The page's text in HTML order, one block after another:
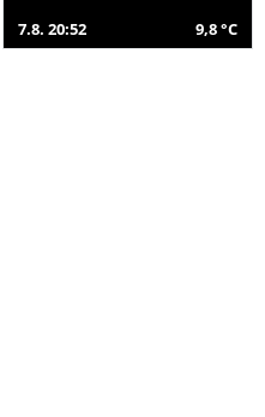
7.8. 20:52 9,8 °C